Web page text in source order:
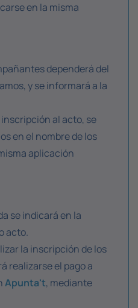
en la misma
dependerá del
y se informará a la
al acto, se
en el nombre de los
aplicación
se indicará en la
acto.
la inscripción de los
realizarse el pago a
Apunta't, mediante